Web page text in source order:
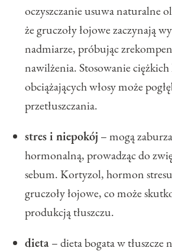
oczyszczanie usuwa naturalne
że gruczoły łojowe zaczynają
nadmiarze, próbując
nawilżenia. Stosowanie
obciążających włosy może
przetłuszczania.
stres i niepokój – mogą
hormonalną, prowadząc do
sebum. Kortyzol, hormon
gruczoły łojowe, co może
produkcją tłuszczu.
dieta– dieta bogata w tłuszcze